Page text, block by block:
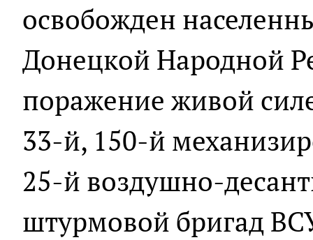
освобожден
Донецкой Народной
поражение живой
33-й, 150-й
25-й воздушно-
штурмовой бригад